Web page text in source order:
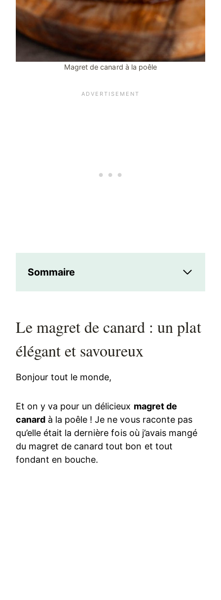
Magret de canard à la poêle
Sommaire
Le magret de canard : un plat
élégant et savoureux
Bonjour tout le monde,
Et on y va pour un délicieux magret de
canard à la poêle ! Je ne vous raconte pas
qu’elle était la dernière fois où j’avais mangé
du magret de canard tout bon et tout
fondant en bouche.